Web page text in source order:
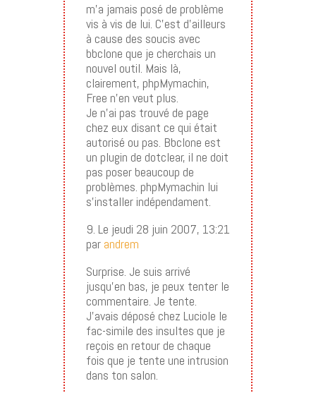
m’a jamais posé de problème
vis à vis de lui. C’est d’ailleurs
à cause des soucis avec
bbclone que je cherchais un
nouvel outil. Mais là,
clairement, phpMymachin,
Free n’en veut plus.
Je n’ai pas trouvé de page
chez eux disant ce qui était
autorisé ou pas. Bbclone est
un plugin de dotclear, il ne doit
pas poser beaucoup de
problèmes. phpMymachin lui
s’installer indépendament.
9. Le jeudi 28 juin 2007, 13:21
par andrem
Surprise. Je suis arrivé
jusqu’en bas, je peux tenter le
commentaire. Je tente.
J’avais déposé chez Luciole le
fac-simile des insultes que je
reçois en retour de chaque
fois que je tente une intrusion
dans ton salon.